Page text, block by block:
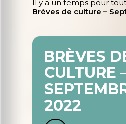
Il y a un temps pour tout
Brèves de culture –
BRÈVES
CULTURE
2022